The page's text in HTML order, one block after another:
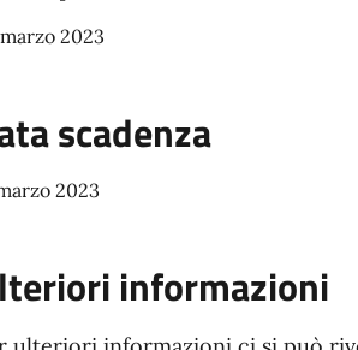
2023
scadenza
2023
informazioni